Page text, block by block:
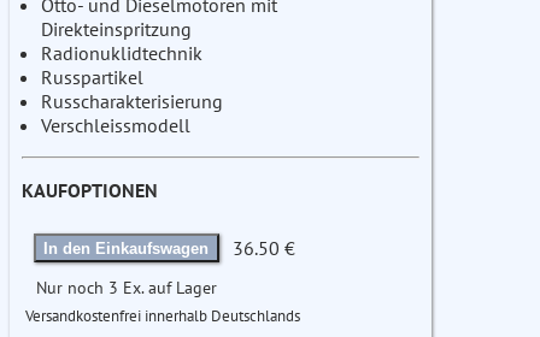
Otto- und Dieselmotoren mit
Direkteinspritzung
Radionuklidtechnik
Russpartikel
Russcharakterisierung
Verschleissmodell
KAUFOPTIONEN
In den Einkaufswagen 36.50 €
Nur noch 3 Ex. auf Lager
Versandkostenfrei innerhalb Deutschlands